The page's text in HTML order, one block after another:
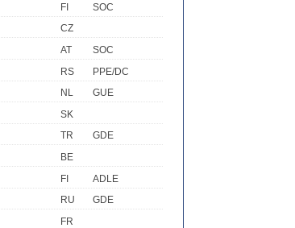
FI
SOC
CZ
AT
SOC
RS
PPE/DC
NL
GUE
SK
TR
GDE
BE
FI
ADLE
RU
GDE
FR